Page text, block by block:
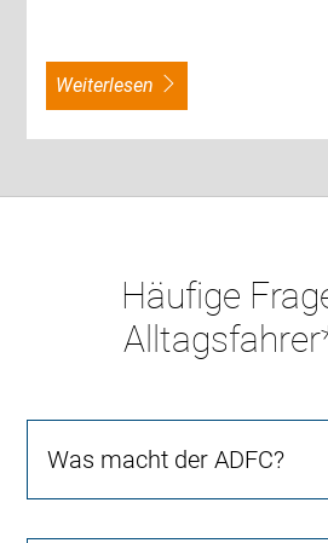
weiterlesen
Häufige
Was macht der ADFC?